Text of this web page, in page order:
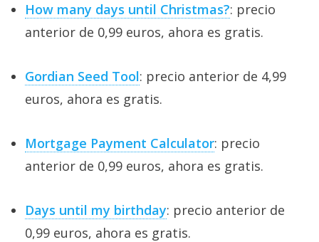
How many days until Christmas?: precio
anterior de 0,99 euros, ahora es gratis.
Gordian Seed Tool: precio anterior de 4,99
euros, ahora es gratis.
Mortgage Payment Calculator: precio
anterior de 0,99 euros, ahora es gratis.
Days until my birthday: precio anterior de
0,99 euros, ahora es gratis.